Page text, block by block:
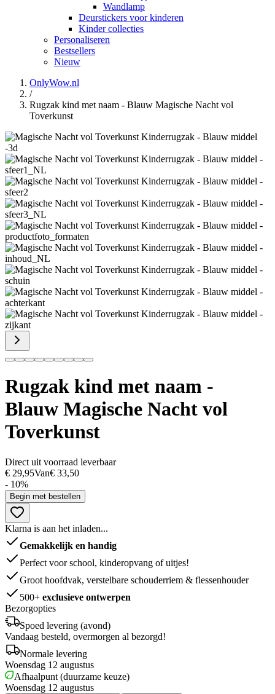
Wandlamp
Deurstickers voor kinderen
Kinder collecties
Personaliseren
Bestsellers
Nieuw
OnlyWow.nl
/
Rugzak kind met naam - Blauw Magische Nacht vol
Toverkunst
Rugzak kind met naam -
Blauw Magische Nacht vol
Toverkunst
Direct uit voorraad leverbaar
€ 29,95Van€ 33,50
- 10%
Begin met bestellen
Klarna is aan het inladen...
Gemakkelijk en handig
Perfect voor school, kinderopvang of uitjes!
Groot hoofdvak, verstelbare schouderriem & flessenhouder
500+ exclusieve ontwerpen
Bezorgopties
Spoed levering (avond)
Vandaag besteld, overmorgen al bezorgd!
Normale levering
Woensdag 12 augustus
Afhaalpunt (duurzame keuze)
Woensdag 12 augustus